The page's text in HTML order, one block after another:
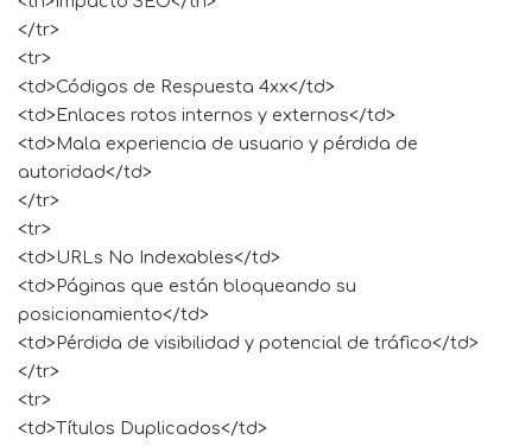
</tr>
<tr>
<td>Códigos de Respuesta 4xx</td>
<td>Enlaces rotos internos y externos</td>
<td>Mala experiencia de usuario y pérdida de
autoridad</td>
</tr>
<tr>
<td>URLs No Indexables</td>
<td>Páginas que están bloqueando su
posicionamiento</td>
<td>Pérdida de visibilidad y potencial de tráfico</td>
</tr>
<tr>
<td>Títulos Duplicados</td>